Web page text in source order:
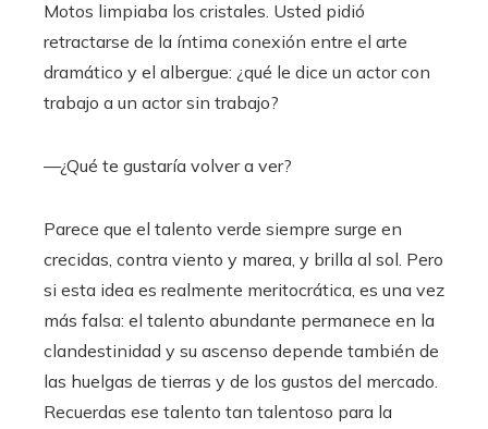
Motos limpiaba los cristales. Usted pidió
retractarse de la íntima conexión entre el arte
dramático y el albergue: ¿qué le dice un actor con
trabajo a un actor sin trabajo?
—¿Qué te gustaría volver a ver?
Parece que el talento verde siempre surge en
crecidas, contra viento y marea, y brilla al sol. Pero
si esta idea es realmente meritocrática, es una vez
más falsa: el talento abundante permanece en la
clandestinidad y su ascenso depende también de
las huelgas de tierras y de los gustos del mercado.
Recuerdas ese talento tan talentoso para la